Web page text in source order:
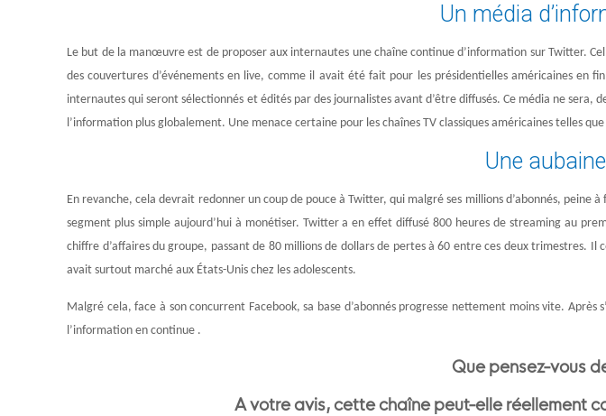
Un média
Le but de la manœuvre est de proposer aux internautes une chaîne continue d’information sur Twitter.
des couvertures d’événements en live, comme il avait été fait pour les présidentielles américaines en
internautes qui seront sélectionnés et édités par des journalistes avant d’être diffusés. Ce média ne
l’information plus globalement. Une menace certaine pour les chaînes TV classiques américaines telles que
Une
En revanche, cela devrait redonner un coup de pouce à Twitter, qui malgré ses millions d’abonnés,
segment plus simple aujourd’hui à monétiser. Twitter a en effet diffusé 800 heures de streaming au
chiffre d’affaires du groupe, passant de 80 millions de dollars de pertes à 60 entre ces deux trimestres.
avait surtout marché aux États-Unis chez les adolescents.
Malgré cela, face à son concurrent Facebook, sa base d’abonnés progresse nettement moins vite.
l’information en continue .
Que pensez-vous
A votre avis, cette chaîne peut-elle réellement